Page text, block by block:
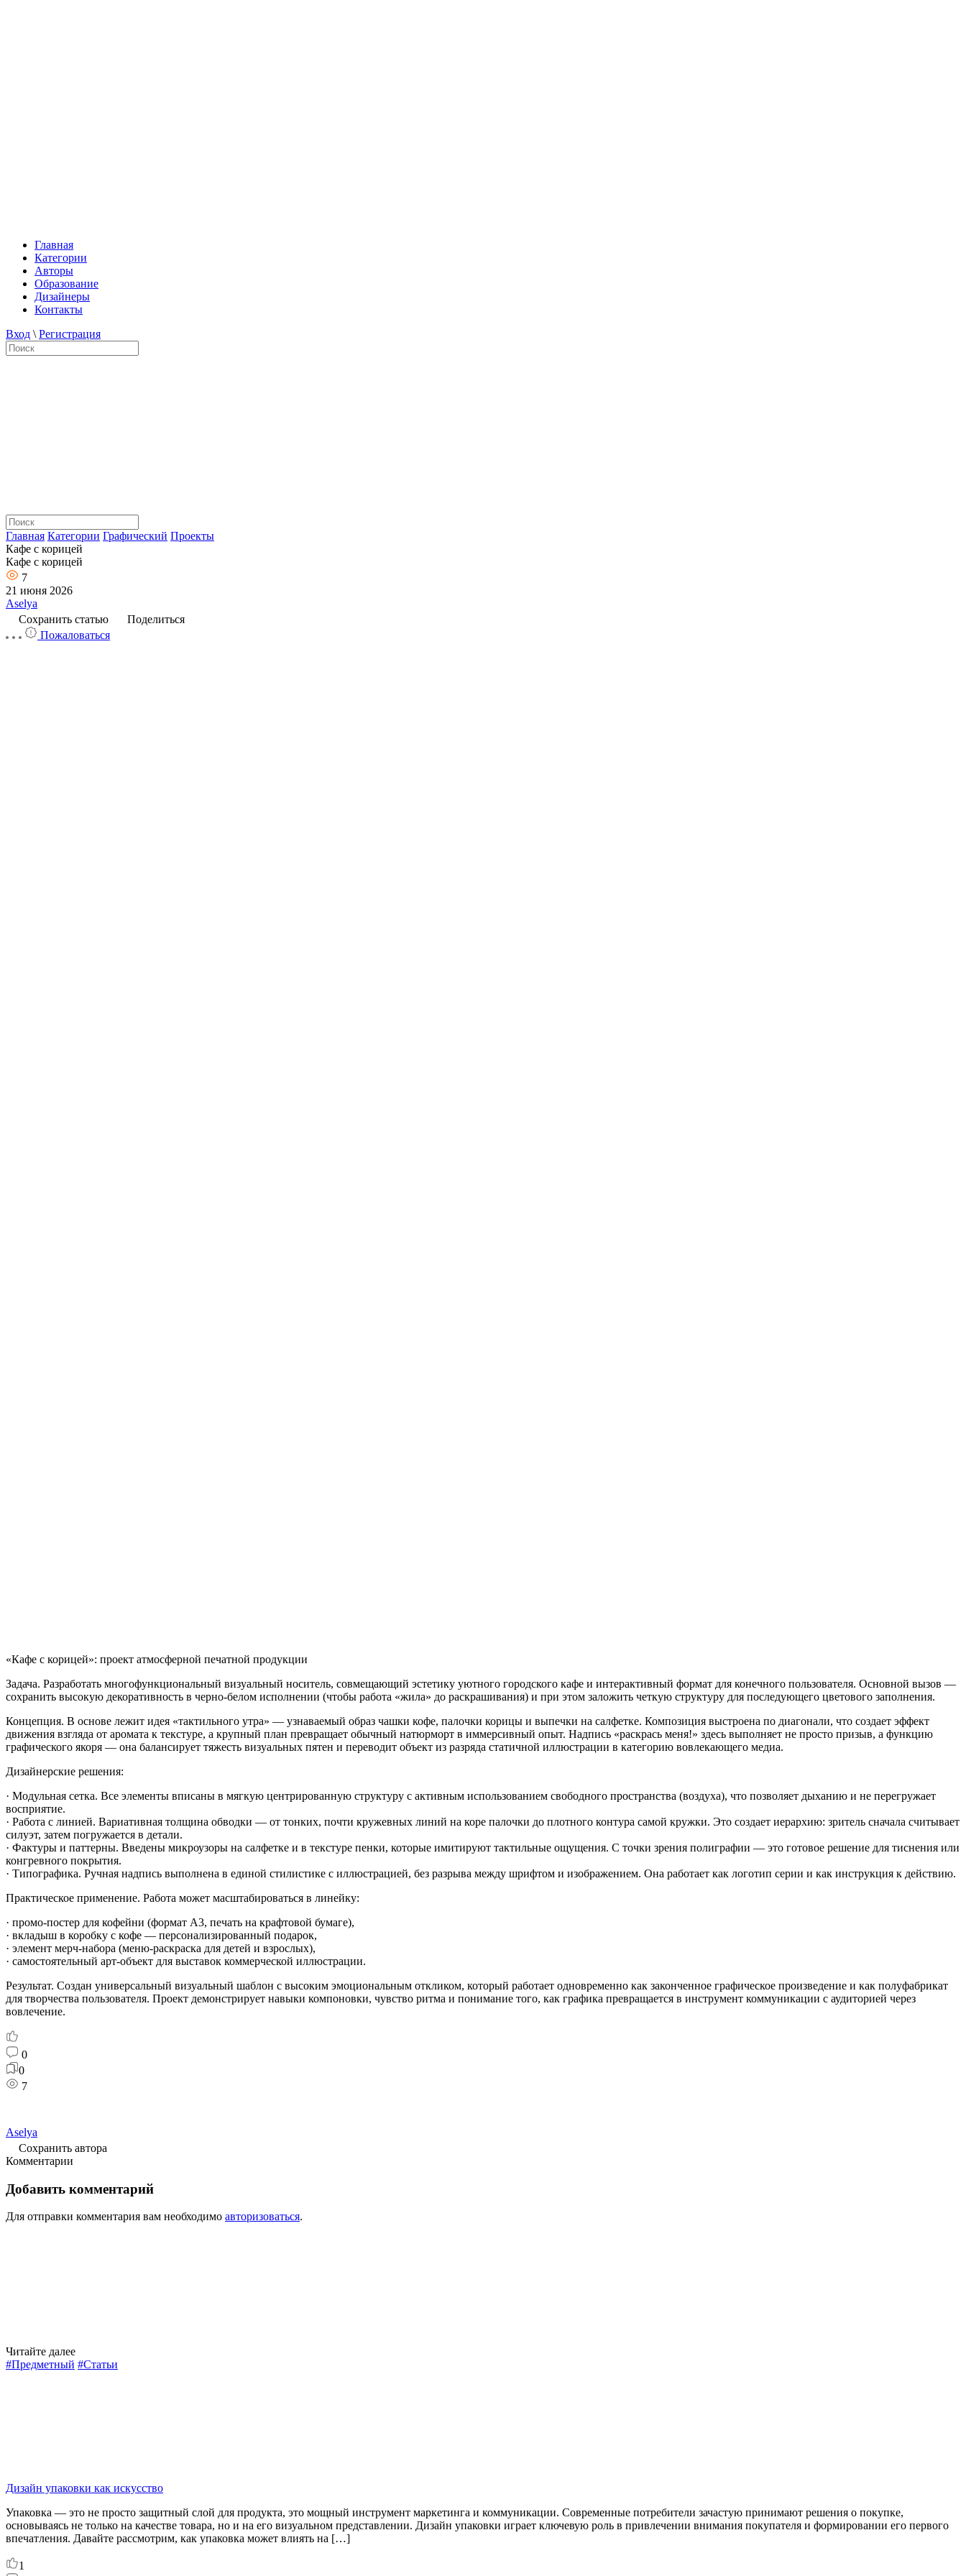
Главная
Категории
Авторы
Образование
Дизайнеры
Контакты
Вход \ Регистрация
Главная Категории Графический Проекты
Кафе с корицей
Кафе с корицей
7
21 июня 2026
Aselya
Сохранить статью
Поделиться
Пожаловаться
«Кафе с корицей»: проект атмосферной печатной продукции
Задача. Разработать многофункциональный визуальный носитель, совмещающий эстетику уютного городского кафе и интерактивный формат для конечного пользователя. Основной вызов —
сохранить высокую декоративность в черно-белом исполнении (чтобы работа «жила» до раскрашивания) и при этом заложить четкую структуру для последующего цветового заполнения.
Концепция. В основе лежит идея «тактильного утра» — узнаваемый образ чашки кофе, палочки корицы и выпечки на салфетке. Композиция выстроена по диагонали, что создает эффект
движения взгляда от аромата к текстуре, а крупный план превращает обычный натюрморт в иммерсивный опыт. Надпись «раскрась меня!» здесь выполняет не просто призыв, а функцию
графического якоря — она балансирует тяжесть визуальных пятен и переводит объект из разряда статичной иллюстрации в категорию вовлекающего медиа.
Дизайнерские решения:
· Модульная сетка. Все элементы вписаны в мягкую центрированную структуру с активным использованием свободного пространства (воздуха), что позволяет дыханию и не перегружает
восприятие.
· Работа с линией. Вариативная толщина обводки — от тонких, почти кружевных линий на коре палочки до плотного контура самой кружки. Это создает иерархию: зритель сначала считывает
силуэт, затем погружается в детали.
· Фактуры и паттерны. Введены микроузоры на салфетке и в текстуре пенки, которые имитируют тактильные ощущения. С точки зрения полиграфии — это готовое решение для тиснения или
конгревного покрытия.
· Типографика. Ручная надпись выполнена в единой стилистике с иллюстрацией, без разрыва между шрифтом и изображением. Она работает как логотип серии и как инструкция к действию.
Практическое применение. Работа может масштабироваться в линейку:
· промо-постер для кофейни (формат А3, печать на крафтовой бумаге),
· вкладыш в коробку с кофе — персонализированный подарок,
· элемент мерч-набора (меню-раскраска для детей и взрослых),
· самостоятельный арт-объект для выставок коммерческой иллюстрации.
Результат. Создан универсальный визуальный шаблон с высоким эмоциональным откликом, который работает одновременно как законченное графическое произведение и как полуфабрикат
для творчества пользователя. Проект демонстрирует навыки компоновки, чувство ритма и понимание того, как графика превращается в инструмент коммуникации с аудиторией через
вовлечение.
0
0
7
Aselya
Сохранить автора
Комментарии
Добавить комментарий
Для отправки комментария вам необходимо авторизоваться.
Читайте далее
#Предметный #Статьи
Дизайн упаковки как искусство
Упаковка — это не просто защитный слой для продукта, это мощный инструмент маркетинга и коммуникации. Современные потребители зачастую принимают решения о покупке,
основываясь не только на качестве товара, но и на его визуальном представлении. Дизайн упаковки играет ключевую роль в привлечении внимания покупателя и формировании его первого
впечатления. Давайте рассмотрим, как упаковка может влиять на […]
1